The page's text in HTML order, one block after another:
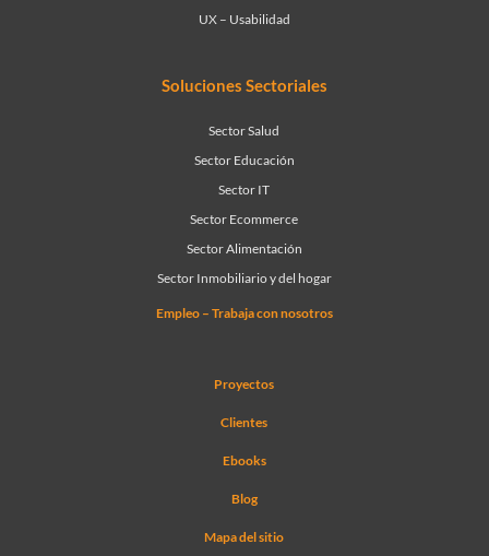
UX – Usabilidad
Soluciones Sectoriales
Sector Salud
Sector Educación
Sector IT
Sector Ecommerce
Sector Alimentación
Sector Inmobiliario y del hogar
Empleo – Trabaja con nosotros
Proyectos
Clientes
Ebooks
Blog
Mapa del sitio